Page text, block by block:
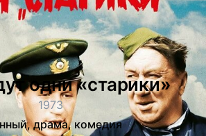
одни «старики»
1973
драма, комедия